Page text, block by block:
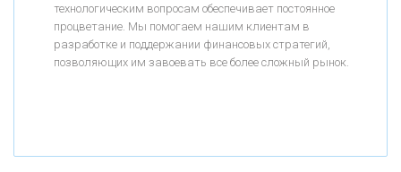
«БАНК ВОЗРОЖДЕНИЕ»
«ТАТФОНДБАНК»
технологическим вопросам обеспечивает постоянное
процветание. Мы помогаем нашим клиентам в
разработке и поддержании финансовых стратегий,
позволяющих им завоевать все более сложный рынок.